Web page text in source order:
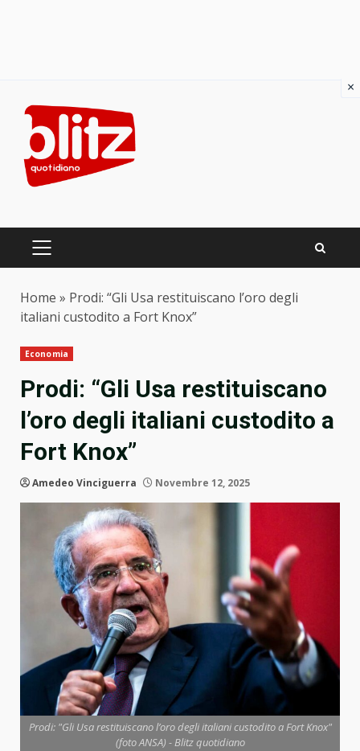
content
PRIMARY
Home » Prodi: “Gli Usa restituiscano l’oro degli
italiani custodito a Fort Knox”
Economia
Prodi: “Gli Usa restituiscano
l’oro degli italiani custodito a
Fort Knox”
Amedeo Vinciguerra Novembre 12, 2025
Prodi: "Gli Usa restituiscano l’oro degli italiani custodito a Fort Knox"
(foto ANSA) - Blitz quotidiano
×